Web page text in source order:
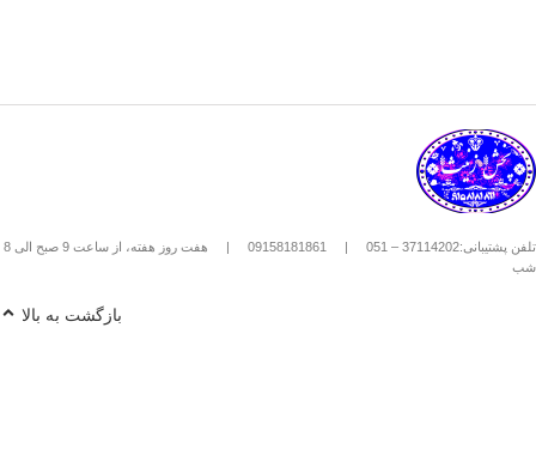
تلفن پشتیبانی:37114202 – 051 |
09158181861
|
هفت روز هفته، از ساعت 9 صبح الی 8
شب
بازگشت به بالا